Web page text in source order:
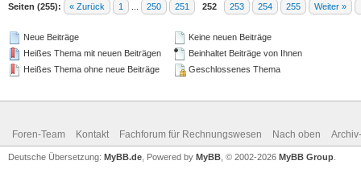
Seiten (255): « Zurück 1 250 251 252 253 254 255 Weiter »
Neue Beiträge
Heißes Thema mit neuen Beiträgen
Heißes Thema ohne neue Beiträge
Keine neuen Beiträge
Beinhaltet Beiträge von Ihnen
Geschlossenes Thema
Foren-Team Kontakt Fachforum für Rechnungswesen Nach oben
Deutsche Übersetzung: MyBB.de , Powered by MyBB , © 2002-2026 MyBB Group